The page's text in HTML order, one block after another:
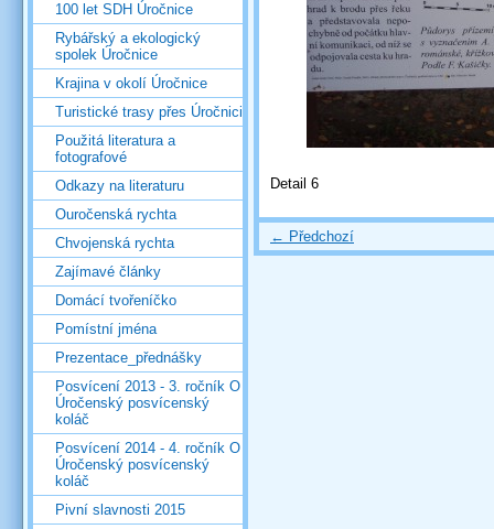
Detail 6
← Předchozí
100 let SDH Úročnice
Rybářský a ekologický
spolek Úročnice
Krajina v okolí Úročnice
Turistické trasy přes Úročnici
Použitá literatura a
fotografové
Odkazy na literaturu
Ouročenská rychta
Chvojenská rychta
Zajímavé články
Domácí tvořeníčko
Pomístní jména
Prezentace_přednášky
Posvícení 2013 - 3. ročník O
Úročenský posvícenský
koláč
Posvícení 2014 - 4. ročník O
Úročenský posvícenský
koláč
Pivní slavnosti 2015